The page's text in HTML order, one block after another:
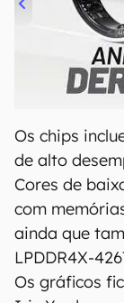
00:00/
Os chips
de alto
Cores de
com
ainda que
LPDDR4X-
Os gráficos